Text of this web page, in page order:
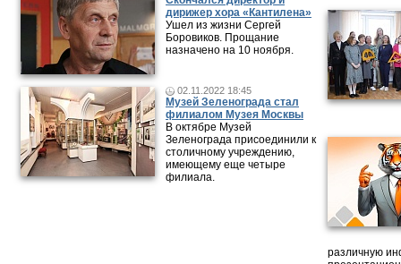
дирижер хора «Кантилена»
Ушел из жизни Сергей
Боровиков. Прощание
назначено на 10 ноября.
02.11.2022 18:45
Музей Зеленограда стал
филиалом Музея Москвы
В октябре Музей
Зеленограда присоединили к
столичному учреждению,
имеющему еще четыре
филиала.
различную